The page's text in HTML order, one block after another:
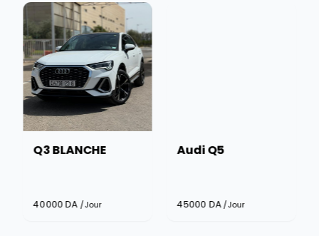
Q3 BLANCHE
40000 DA /Jour
Audi Q5
45000 DA/Jour